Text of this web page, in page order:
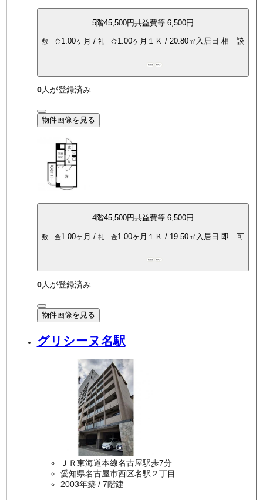
5階45,500円共益費等 6,500円
敷 金1.00ヶ月 / 礼 金1.00ヶ月 １Ｋ / 20.80㎡ 入居日 相 談
角部屋 南向き
0人が登録済み
物件画像を見る
4階45,500円共益費等 6,500円
敷 金1.00ヶ月 / 礼 金1.00ヶ月 １Ｋ / 19.50㎡ 入居日 即 可
角部屋 南向き
0人が登録済み
物件画像を見る
グリシーヌ名駅
ＪＲ東海道本線名古屋駅歩7分
愛知県名古屋市西区名駅２丁目
2003年築/ 7階建